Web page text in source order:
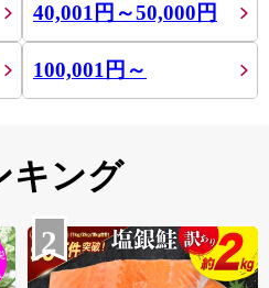
40,001円～50,000円
100,001円～
キング
2